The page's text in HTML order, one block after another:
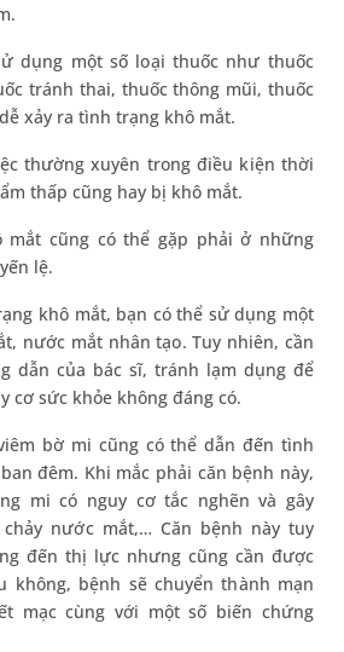
dụng một số loại thuốc như thuốc
tránh thai, thuốc thông mũi, thuốc
xảy ra tình trạng khô mắt.
thường xuyên trong điều kiện thời
thấp cũng hay bị khô mắt.
mắt cũng có thể gặp phải ở những
lệ.
khô mắt, bạn có thể sử dụng một
nước mắt nhân tạo. Tuy nhiên, cần
dẫn của bác sĩ, tránh lạm dụng để
cơ sức khỏe không đáng có.
bờ mi cũng có thể dẫn đến tình
đêm. Khi mắc phải căn bệnh này,
mi có nguy cơ tắc nghẽn và gây
nước mắt,… Căn bệnh này tuy
đến thị lực nhưng cũng cần được
không, bệnh sẽ chuyển thành mạn
mạc cùng với một số biến chứng